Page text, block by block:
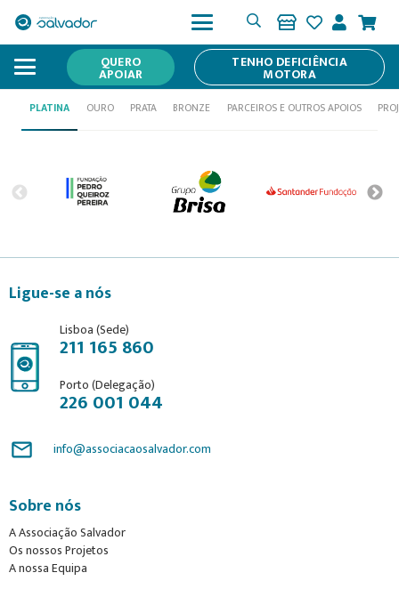
QUERO
APOIAR
TENHO DEFICIÊNCIA
MOTORA
Mecenas
PLATINA OURO PRATA BRONZE PARCEIROS E OUTROS APOIOS
Ligue-se a nós
Lisboa (Sede)
211 165 860
Porto (Delegação)
226 001 044
mail_outline info@associacaosalvador.com
Sobre nós
A Associação Salvador
Os nossos Projetos
A nossa Equipa